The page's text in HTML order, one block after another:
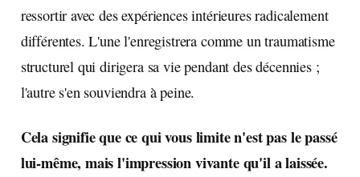
ressortir avec des expériences intérieures radicalement
différentes. L'une l'enregistrera comme un traumatisme
structurel qui dirigera sa vie pendant des décennies ;
l'autre s'en souviendra à peine.
Cela signifie que ce qui vous limite n'est pas le passé
lui-même, mais l'impression vivante qu'il a laissée.